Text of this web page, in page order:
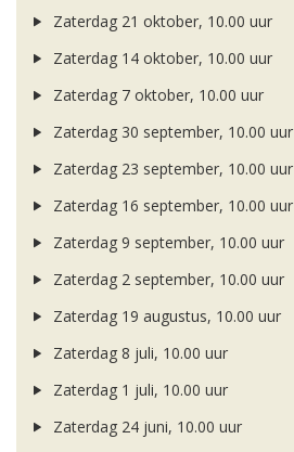
Zaterdag 21 oktober, 10.00 uur
Zaterdag 14 oktober, 10.00 uur
Zaterdag 7 oktober, 10.00 uur
Zaterdag 30 september, 10.00 uur
Zaterdag 23 september, 10.00 uur
Zaterdag 16 september, 10.00 uur
Zaterdag 9 september, 10.00 uur
Zaterdag 2 september, 10.00 uur
Zaterdag 19 augustus, 10.00 uur
Zaterdag 8 juli, 10.00 uur
Zaterdag 1 juli, 10.00 uur
Zaterdag 24 juni, 10.00 uur